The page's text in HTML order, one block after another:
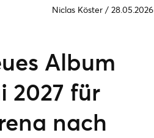
Niclas Köster / 28.05.2026
Album
2027 für
nach